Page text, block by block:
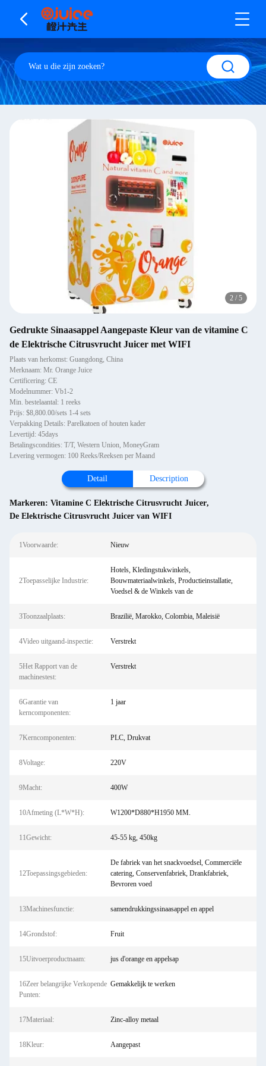
2 / 5
Gedrukte Sinaasappel Aangepaste Kleur van de vitamine C
de Elektrische Citrusvrucht Juicer met WIFI
Plaats van herkomst: Guangdong, China
Merknaam: Mr. Orange Juice
Certificering: CE
Modelnummer: Vb1-2
Min. bestelaantal: 1 reeks
Prijs: $8,800.00/sets 1-4 sets
Verpakking Details: Parelkatoen of houten kader
Levertijd: 45days
Betalingscondities: T/T, Western Union, MoneyGram
Levering vermogen: 100 Reeks/Reeksen per Maand
Detail Description
Markeren: Vitamine C Elektrische Citrusvrucht Juicer,
De Elektrische Citrusvrucht Juicer van WIFI
1Voorwaarde: Nieuw
2Toepasselijke Industrie:
Hotels, Kledingstukwinkels,
Bouwmateriaalwinkels, Productieinstallatie,
Voedsel & de Winkels van de
3Toonzaalplaats: Brazilië, Marokko, Colombia, Maleisië
4Video uitgaand-inspectie: Verstrekt
5Het Rapport van de
machinestest:
Verstrekt
6Garantie van
kerncomponenten:
1 jaar
7Kerncomponenten: PLC, Drukvat
8Voltage: 220V
9Macht: 400W
10Afmeting (L*W*H): W1200*D880*H1950 MM.
11Gewicht: 45-55 kg, 450kg
12Toepassingsgebieden:
De fabriek van het snackvoedsel, Commerciële
catering, Conservenfabriek, Drankfabriek,
Bevroren voed
13Machinesfunctie: samendrukkingssinaasappel en appel
14Grondstof: Fruit
15Uitvoerproductnaam: jus d'orange en appelsap
16Zeer belangrijke Verkopende
Punten:
Gemakkelijk te werken
17Materiaal: Zinc-alloy metaal
18Kleur: Aangepast